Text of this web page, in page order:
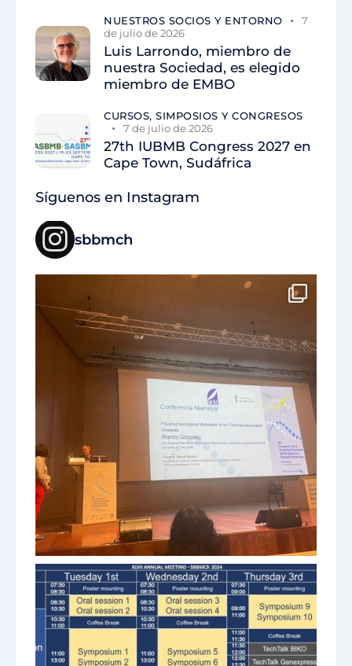
NUESTROS SOCIOS Y ENTORNO
7
de julio de 2026
Luis Larrondo, miembro de
nuestra Sociedad, es elegido
miembro de EMBO
CURSOS, SIMPOSIOS Y CONGRESOS
7 de julio de 2026
27th IUBMB Congress 2027 en
Cape Town, Sudáfrica
Síguenos en Instagram
sbbmch